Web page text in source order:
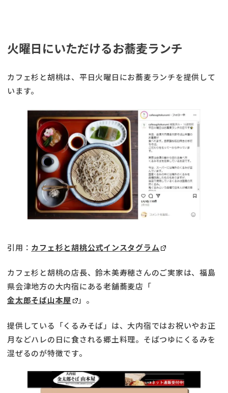
火曜日にいただけるお蕎麦ランチ
カフェ杉と胡桃は、平日火曜日にお蕎麦ランチを提供して
います。
引用： カフェ杉と胡桃公式インスタグラム
カフェ杉と胡桃の店長、鈴木美寿穂さんのご実家は、福島
県会津地方の大内宿にある老舗蕎麦店「
金太郎そば山本屋
」。
提供している「くるみそば」は、大内宿ではお祝いやお正
月などハレの日に食される郷土料理。そばつゆにくるみを
混ぜるのが特徴です。